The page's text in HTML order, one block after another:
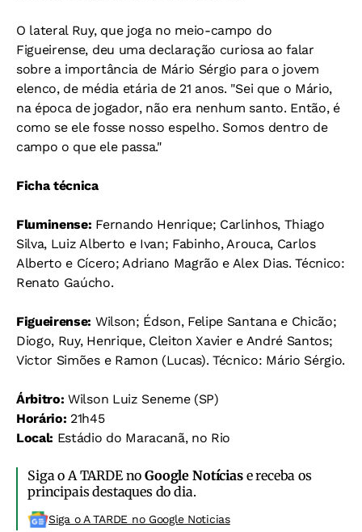
O lateral Ruy, que joga no meio-campo do
Figueirense, deu uma declaração curiosa ao falar
sobre a importância de Mário Sérgio para o jovem
elenco, de média etária de 21 anos. "Sei que o Mário,
na época de jogador, não era nenhum santo. Então, é
como se ele fosse nosso espelho. Somos dentro de
campo o que ele passa."
Ficha técnica
Fluminense: Fernando Henrique; Carlinhos, Thiago
Silva, Luiz Alberto e Ivan; Fabinho, Arouca, Carlos
Alberto e Cícero; Adriano Magrão e Alex Dias. Técnico:
Renato Gaúcho.
Figueirense: Wilson; Édson, Felipe Santana e Chicão;
Diogo, Ruy, Henrique, Cleiton Xavier e André Santos;
Victor Simões e Ramon (Lucas). Técnico: Mário Sérgio.
Árbitro: Wilson Luiz Seneme (SP)
Horário: 21h45
Local: Estádio do Maracanã, no Rio
Siga o A TARDE noGoogle Notíciase receba os
principais destaques do dia.
Siga o A TARDE no Google Noticias